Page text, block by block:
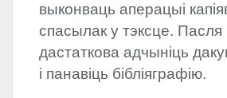
выконваць аперацыі
спасылак у тэксце. Пасля
дастаткова адчыніць
і панавіць бібліяграфію.